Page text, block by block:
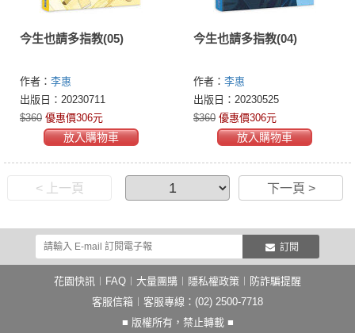
今生也請多指教(05)
作者： 李惠
出版日：20230711
$360 優惠價306元
放入購物車
今生也請多指教(04)
作者： 李惠
出版日：20230525
$360 優惠價306元
放入購物車
< 上一頁 下一頁 >
訂閱
花園快訊 FAQ 大量團購 隱私權政策
防詐騙提醒
客服信箱 ︱客服專線：(02) 2500-7718
■ 版權所有，禁止轉載 ■